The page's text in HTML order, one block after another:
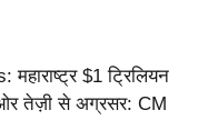
$1 ट्रिलियन
ओर तेज़ी से अग्रसर: CM